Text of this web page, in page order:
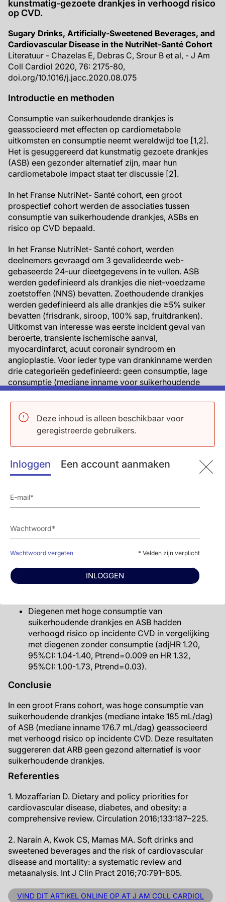
Deze inhoud is alleen beschikbaar voor
geregistreerde gebruikers.
Inloggen Een account aanmaken
Wachtwoord vergeten * Velden zijn verplicht
INLOGGEN
kunstmatig-gezoete drankjes in verhoogd risico
op CVD.
Sugary Drinks, Artificially-Sweetened Beverages, and
Cardiovascular Disease in the NutriNet-Santé Cohort
Literatuur - Chazelas E, Debras C, Srour B et al, - J Am
Coll Cardiol 2020, 76: 2175-80,
doi.org/10.1016/j.jacc.2020.08.075
Introductie en methoden
Consumptie van suikerhoudende drankjes is
geassocieerd met effecten op cardiometabole
uitkomsten en consumptie neemt wereldwijd toe [1,2].
Het is gesuggereerd dat kunstmatig gezoete drankjes
(ASB) een gezonder alternatief zijn, maar hun
cardiometabole impact staat ter discussie [2].
In het Franse NutriNet- Santé cohort, een groot
prospectief cohort werden de associaties tussen
consumptie van suikerhoudende drankjes, ASBs en
risico op CVD bepaald.
In het Franse NutriNet- Santé cohort, werden
deelnemers gevraagd om 3 gevalideerde web-
gebaseerde 24-uur dieetgegevens in te vullen. ASB
werden gedefinieerd als drankjes die niet-voedzame
zoetstoffen (NNS) bevatten. Zoethoudende drankjes
werden gedefinieerd als alle drankjes die ≥5% suiker
bevatten (frisdrank, siroop, 100% sap, fruitdranken).
Uitkomst van interesse was eerste incident geval van
beroerte, transiente ischemische aanval,
myocardinfarct, acuut coronair syndroom en
angioplastie. Voor ieder type van drankinname werden
drie categorieën gedefinieerd: geen consumptie, lage
consumptie (mediane inname voor suikerhoudende
drankjes: 46.7 mL/dag en voor ASB: 40.0 mL/dag), en
hoge consumptie (mediane inname voor
suikerhoudende drankjes: 185.0 mL/dag en voor ASB:
176.7 mL/dag. Follow-up was van 2009 tot 2019, met
een mediane duur van 6.6 jaar. 104,760 Deelnemers
werden geïncludeerd (mediane leeftijd 42.9 jaar, 78.6%
vrouw).
Gemiddelde inname van suikerhoudende drankjes
mannen en 22.0 voor vrouwen.
suikerhoudende drankjes en ASB hadden geen
verhoogd risico op incidente CVD in vergelijking
met diegenen zonder consumptie (respectievelijke
Diegenen met hoge consumptie van
suikerhoudende drankjes en ASB hadden
verhoogd risico op incidente CVD in vergelijking
met diegenen zonder consumptie (adjHR 1.20,
95%CI: 1.04-1.40, Ptrend=0.009 en HR 1.32,
95%CI: 1.00-1.73, Ptrend=0.03).
Conclusie
In een groot Frans cohort, was hoge consumptie van
suikerhoudende drankjes (mediane intake 185 mL/dag)
of ASB (mediane inname 176.7 mL/dag) geassocieerd
met verhoogd risico op incidente CVD. Deze resultaten
suggereren dat ARB geen gezond alternatief is voor
suikerhoudende drankjes.
Referenties
1. Mozaffarian D. Dietary and policy priorities for
cardiovascular disease, diabetes, and obesity: a
comprehensive review. Circulation 2016;133:187–225.
2. Narain A, Kwok CS, Mamas MA. Soft drinks and
sweetened beverages and the risk of cardiovascular
disease and mortality: a systematic review and
metaanalysis. Int J Clin Pract 2016;70:791–805.
VIND DIT ARTIKEL ONLINE OP AT J AM COLL CARDIOL